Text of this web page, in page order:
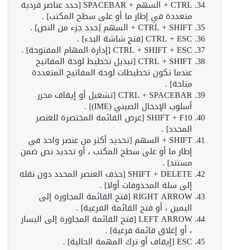
CTRL + السهم + SPACEBAR [حدد عناصر فردية
متعددة في إطار ما أو على سطح المكتب] .
CTRL + SHIFT + السهم [حدد جزء من النص] .
CTRL + ESC [فتح شاشة البدء] .
CTRL + SHIFT + ESC [إدارة المهام المفتوحة] .
CTRL + SHIFT [تبديل تخطيط لوحة المفاتيح
عندما تكون تخطيطات لوحة المفاتيح المتعددة
متاحة] .
CTRL + SPACEBAR [تشغيل أو إيقاف محرر
أسلوب الإدخال الصيني (IME)] .
SHIFT + F10 [عرض القائمة المختصرة للعنصر
المحدد] .
SHIFT + السهم [تحديد أكثر من عنصر واحد في
إطار ما أو على سطح المكتب ، أو تحديد نص ضمن
مستند] .
SHIFT + DELETE [حذف العنصر المحدد دون نقله
إلى سلة المحذوفات أولا] .
RIGHT ARROW [فتح القائمة المجاورة إلى
اليمين ، أو فتح القائمة الفرعية] .
LEFT ARROW [فتح القائمة المجاورة إلى اليسار
، أو إغلاق قائمة فرعية] .
ESC [إيقاف أو ترك المهمة الحالية] .